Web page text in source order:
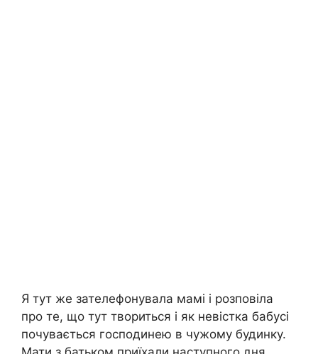
Я тут же зателефонувала мамі і розповіла
про те, що тут твориться і як невістка бабусі
почувається господинею в чужому будинку.